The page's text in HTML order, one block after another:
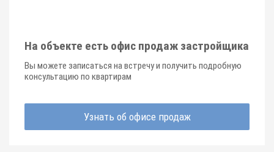
На объекте есть офис продаж застройщика
Вы можете записаться на встречу и получить подробную
консультацию по квартирам
Узнать об офисе продаж